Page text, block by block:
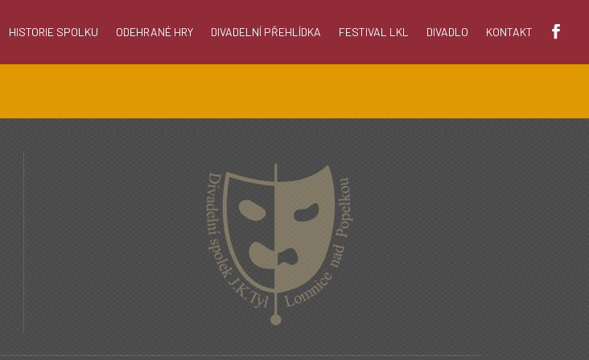
HISTORIE SPOLKU ODEHRANÉ HRY DIVADELNÍ PŘEHLÍDKA FESTIVAL LKL DIVADLO KONTAKT